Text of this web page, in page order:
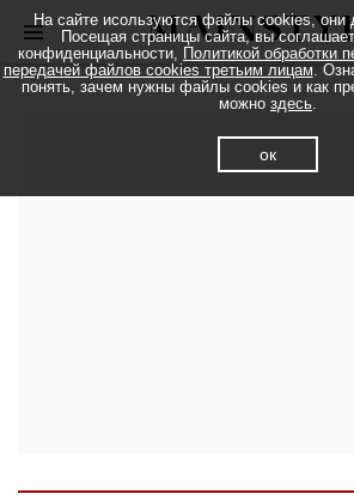
На сайте исользуются файлы cookies, они
Посещая страницы сайта, вы
конфиденциальности, Политикой обработки
передачей файлов cookies третьим лицам.
понять, зачем нужны файлы cookies и как
можно здесь.
ок